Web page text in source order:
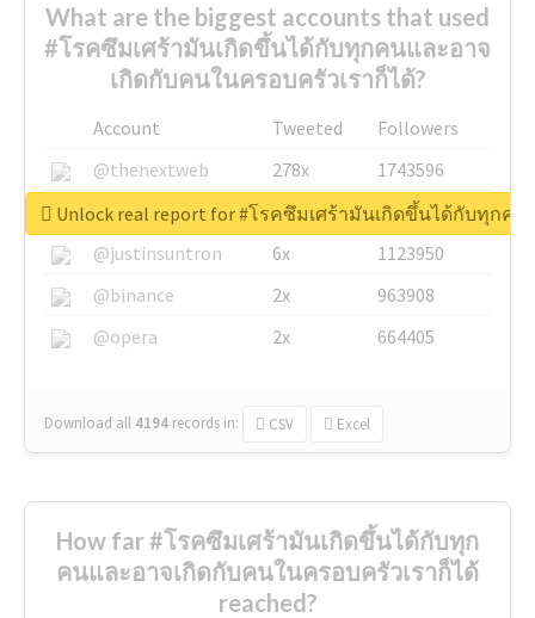
What are the biggest accounts that used
#โรคซึมเศร้ามันเกิดขึ้นได้กับทุกคนและอาจ
เกิดกับคนในครอบครัวเราก็ได้?
Account Tweeted
Followers
@thenextweb
278x
1743596
@GuyKawasaki
8x
1440448
@justinsuntron
6x
1123950
@binance
2x
963908
@opera
2x 664405
Download all 4194 records in: CSV Excel
Unlock real report for #โรคซึมเศร้ามันเกิดขึ้นได้กับทุกค
How far #โรคซึมเศร้ามันเกิดขึ้นได้กับทุก
คนและอาจเกิดกับคนในครอบครัวเราก็ได้
reached?